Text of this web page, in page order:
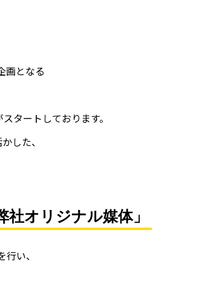
画となる
タートしております。
した、
オリジナル媒体」
い、